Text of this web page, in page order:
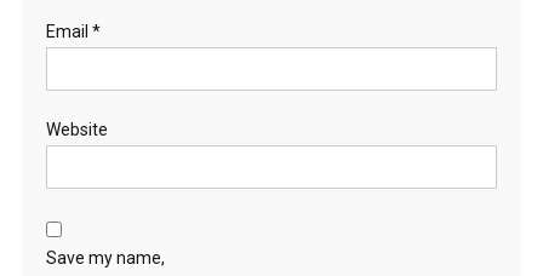
Email *
Website
Save my name,